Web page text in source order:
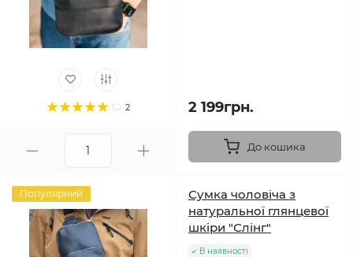
2 2 199грн.
До кошика
Популярний
Сумка чоловіча з
натуральної глянцевої
шкіри "Слінг"
В наявності